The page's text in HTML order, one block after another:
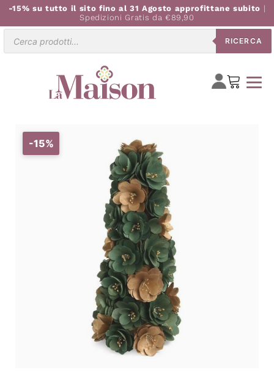
-15% su tutto il sito fino al 31 Agosto approfittane subito |
Spedizioni Gratis da €89,90
RICERCA
-15%